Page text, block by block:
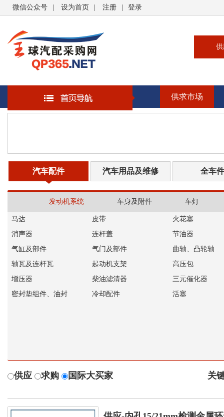
微信公众号 设为首页 注册 登录
供求市场
汽车配件 汽车用品及维修 全车件
发动机系统 车身及附件 车灯
马达 皮带
火花塞
消声器
连杆盖
节油器
气缸及部件
气门及部件
曲轴、凸轮轴
轴瓦及连杆瓦
起动机支架
高压包
增压器
柴油滤清器
三元催化器
密封垫组件、油封
冷却配件 活塞
供应 求购 国际大买家 关